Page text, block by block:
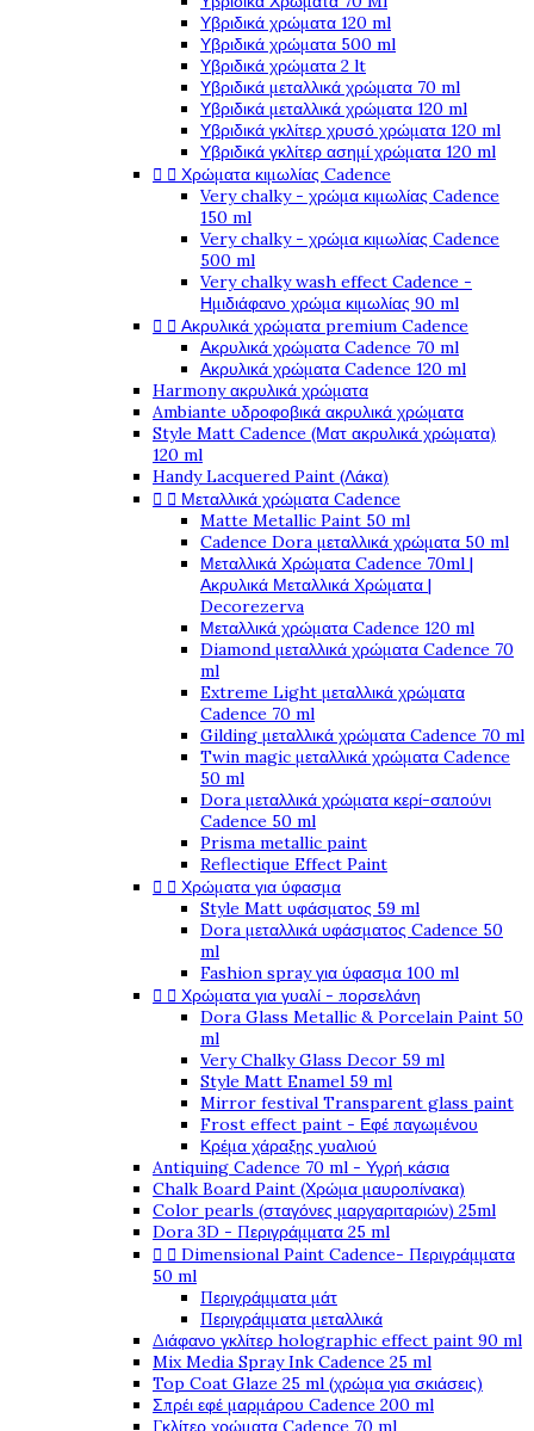
Υβριδικά χρώματα 120 ml
Υβριδικά χρώματα 500 ml
Υβριδικά χρώματα 2 lt
Υβριδικά μεταλλικά χρώματα 70 ml
Υβριδικά μεταλλικά χρώματα 120 ml
Υβριδικά γκλίτερ χρυσό χρώματα 120 ml
Υβριδικά γκλίτερ ασημί χρώματα 120 ml
  Χρώματα κιμωλίας Cadence
Very chalky - χρώμα κιμωλίας Cadence
150 ml
Very chalky - χρώμα κιμωλίας Cadence
500 ml
Very chalky wash effect Cadence -
Ημιδιάφανο χρώμα κιμωλίας 90 ml
  Ακρυλικά χρώματα premium Cadence
Ακρυλικά χρώματα Cadence 70 ml
Ακρυλικά χρώματα Cadence 120 ml
Harmony ακρυλικά χρώματα
Ambiante υδροφοβικά ακρυλικά χρώματα
Style Matt Cadence (Ματ ακρυλικά χρώματα)
120 ml
Handy Lacquered Paint (Λάκα)
  Μεταλλικά χρώματα Cadence
Matte Metallic Paint 50 ml
Cadence Dora μεταλλικά χρώματα 50 ml
Μεταλλικά Χρώματα Cadence 70ml |
Ακρυλικά Μεταλλικά Χρώματα |
Decorezerva
Μεταλλικά χρώματα Cadence 120 ml
Diamond μεταλλικά χρώματα Cadence 70
ml
Extreme Light μεταλλικά χρώματα
Cadence 70 ml
Gilding μεταλλικά χρώματα Cadence 70 ml
Twin magic μεταλλικά χρώματα Cadence
50 ml
Dora μεταλλικά χρώματα κερί-σαπούνι
Cadence 50 ml
Prisma metallic paint
Reflectique Effect Paint
  Χρώματα για ύφασμα
Style Matt υφάσματος 59 ml
Dora μεταλλικά υφάσματος Cadence 50
ml
Fashion spray για ύφασμα 100 ml
  Χρώματα για γυαλί - πορσελάνη
Dora Glass Metallic & Porcelain Paint 50
ml
Very Chalky Glass Decor 59 ml
Style Matt Enamel 59 ml
Mirror festival Transparent glass paint
Frost effect paint - Εφέ παγωμένου
Κρέμα χάραξης γυαλιού
Antiquing Cadence 70 ml - Υγρή κάσια
Chalk Board Paint (Χρώμα μαυροπίνακα)
Color pearls (σταγόνες μαργαριταριών) 25ml
Dora 3D - Περιγράμματα 25 ml
  Dimensional Paint Cadence- Περιγράμματα
50 ml
Περιγράμματα μάτ
Περιγράμματα μεταλλικά
Διάφανο γκλίτερ holographic effect paint 90 ml
Mix Media Spray Ink Cadence 25 ml
Top Coat Glaze 25 ml (χρώμα για σκιάσεις)
Σπρέι εφέ μαρμάρου Cadence 200 ml
Γκλίτερ χρώματα Cadence 70 ml